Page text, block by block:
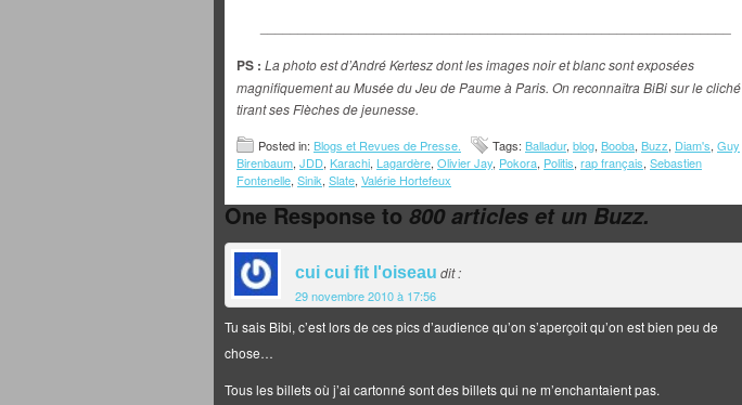
PS : La photo est d’André Kertesz dont les images noir et blanc sont exposées
magnifiquement au Musée du Jeu de Paume à Paris. On reconnaîtra BiBi sur le cliché
tirant ses Flèches de jeunesse.
Posted in: Blogs et Revues de Presse. Tags: Balladur, blog, Booba, Buzz, Diam's, Guy
Birenbaum, JDD, Karachi, Lagardère, Olivier Jay, Pokora, Politis, rap français, Sebastien
Fontenelle, Sinik, Slate, Valérie Hortefeux
One Response to800 articles et un Buzz.
cui cui fit l'oiseau dit :
29 novembre 2010 à 17:56
Tu sais Bibi, c’est lors de ces pics d’audience qu’on s’aperçoit qu’on est bien peu de
chose…
Tous les billets où j’ai cartonné sont des billets qui ne m’enchantaient pas.